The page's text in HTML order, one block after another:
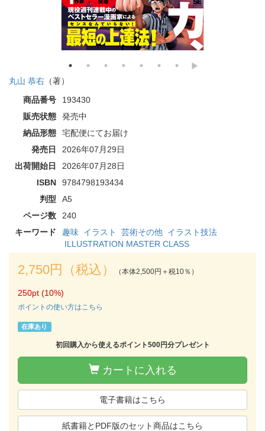
丸山 恭右 （著）
商品番号
193430
販売状態
発売中
納品形態
宅配便にてお届け
発売日
2026年07月29日
出荷開始日
2026年07月28日
ISBN
9784798193434
判型
A5
ページ数
240
キーワード
趣味 イラスト 芸術その他 イラスト技法
ILLUSTRATION MASTER CLASS
2,750円（税込） （本体2,500円＋税10％）
250pt (10%)
ポイントの使い方はこちら
在庫あり
初回購入から使えるポイント500円分プレゼント
カートに入れる
電子書籍はこちら
紙書籍とPDF版のセット商品はこちら